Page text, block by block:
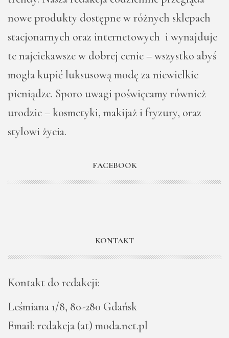
nowe produkty dostępne w różnych sklepach
stacjonarnych oraz internetowych i wynajduje
te najciekawsze w dobrej cenie – wszystko abyś
mogła kupić luksusową modę za niewielkie
pieniądze. Sporo uwagi poświęcamy również
urodzie – kosmetyki, makijaż i fryzury, oraz
stylowi życia.
FACEBOOK
KONTAKT
Kontakt do redakcji:
Leśmiana 1/8, 80-280 Gdańsk
Email: redakcja (at) moda.net.pl